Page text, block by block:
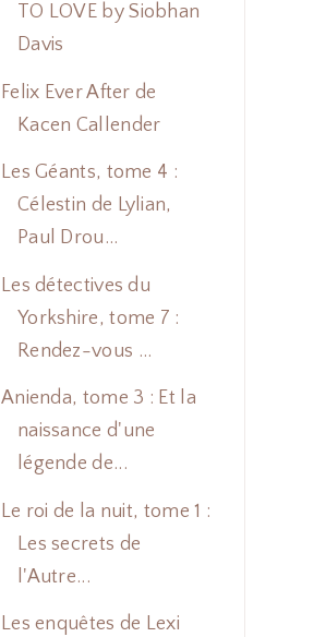
TO LOVE by Siobhan
Davis
Felix Ever After de
Kacen Callender
Les Géants, tome 4 :
Célestin de Lylian,
Paul Drou...
Les détectives du
Yorkshire, tome 7 :
Rendez-vous ...
Anienda, tome 3 : Et la
naissance d'une
légende de...
Le roi de la nuit, tome 1 :
Les secrets de
l'Autre...
Les enquêtes de Lexi